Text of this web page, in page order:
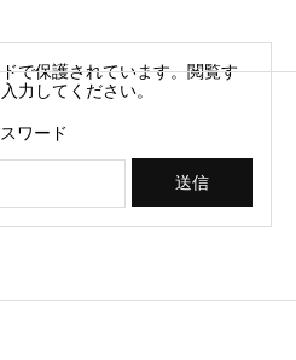
で保護されています。閲覧す
力してください。
ワード